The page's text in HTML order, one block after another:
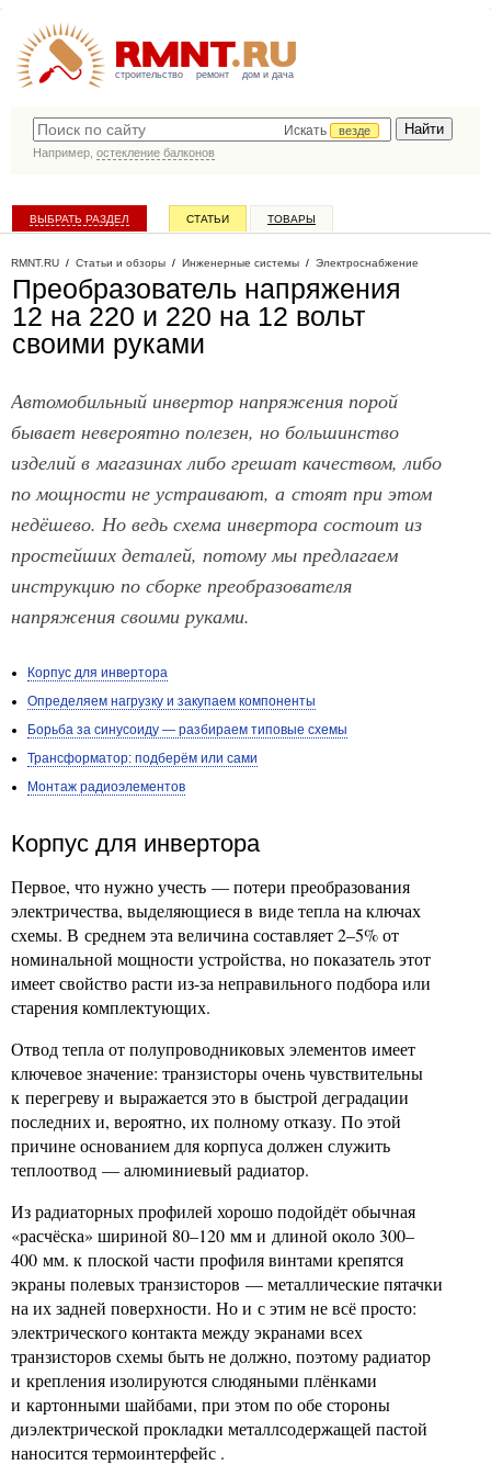
строительство ремонт дом и дача
Искать
везде
Например, остекление балконов
ВЫБРАТЬ РАЗДЕЛ СТАТЬИ ТОВАРЫ
RMNT.RU / Статьи и обзоры / Инженерные системы / Электроснабжение
Преобразователь напряжения
12 на 220 и 220 на 12 вольт
своими руками
Автомобильный инвертор напряжения порой
бывает невероятно полезен, но большинство
изделий в магазинах либо грешат качеством, либо
по мощности не устраивают, а стоят при этом
недёшево. Но ведь схема инвертора состоит из
простейших деталей, потому мы предлагаем
инструкцию по сборке преобразователя
напряжения своими руками.
Корпус для инвертора
Определяем нагрузку и закупаем компоненты
Борьба за синусоиду — разбираем типовые схемы
Трансформатор: подберём или сами
Монтаж радиоэлементов
Корпус для инвертора
Первое, что нужно учесть — потери преобразования
электричества, выделяющиеся в виде тепла на ключах
схемы. В среднем эта величина составляет 2–5% от
номинальной мощности устройства, но показатель этот
имеет свойство расти из-за неправильного подбора или
старения комплектующих.
Отвод тепла от полупроводниковых элементов имеет
ключевое значение: транзисторы очень чувствительны
к перегреву и выражается это в быстрой деградации
последних и, вероятно, их полному отказу. По этой
причине основанием для корпуса должен служить
теплоотвод — алюминиевый радиатор.
Из радиаторных профилей хорошо подойдёт обычная
«расчёска» шириной 80–120 мм и длиной около 300–
400 мм. к плоской части профиля винтами крепятся
экраны полевых транзисторов — металлические пятачки
на их задней поверхности. Но и с этим не всё просто:
электрического контакта между экранами всех
транзисторов схемы быть не должно, поэтому радиатор
и крепления изолируются слюдяными плёнками
и картонными шайбами, при этом по обе стороны
диэлектрической прокладки металлсодержащей пастой
наносится термоинтерфейс .